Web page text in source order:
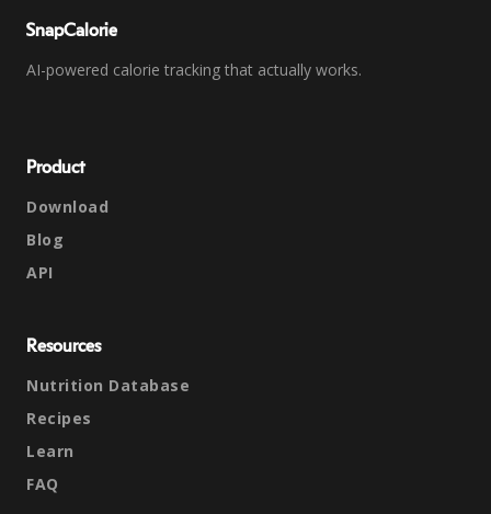
SnapCalorie
AI-powered calorie tracking that actually works.
Product
Download
Blog
API
Resources
Nutrition Database
Recipes
Learn
FAQ